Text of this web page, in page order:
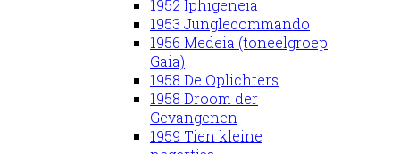
1952 Iphigeneia
1953 Junglecommando
1956 Medeia (toneelgroep
Gaia)
1958 De Oplichters
1958 Droom der
Gevangenen
1959 Tien kleine